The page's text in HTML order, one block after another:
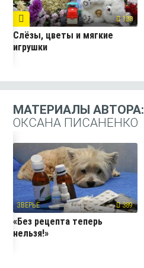
138
Слёзы, цветы и мягкие
игрушки
МАТЕРИАЛЫ АВТОРА:
ОКСАНА ПИСАНЕНКО
ЗВЕРЬЁ 389
«Без рецепта теперь
нельзя!»